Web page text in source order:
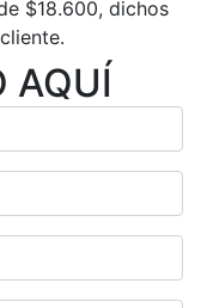
$18.600, dichos
AQUÍ